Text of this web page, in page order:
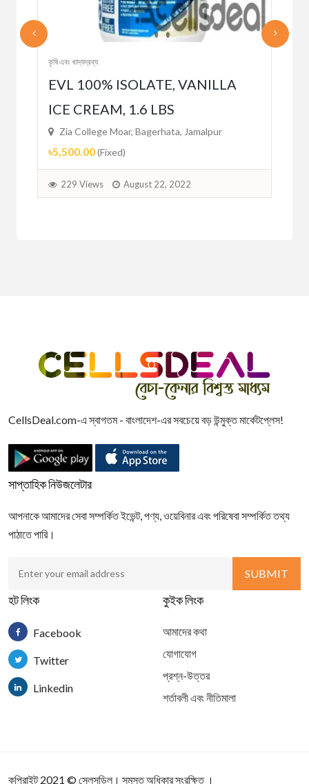
কৃষি এবং খাদ্যদ্রব্য
EVL 100% ISOLATE, VANILLA
ICE CREAM, 1.6 LBS
Zia College Moar, Bagerhata, Jamalpur
৳5,500.00(Fixed)
229 Views August 22, 2022
CellsDeal.com-এ স্বাগতম - বাংলাদেশ-এর সবচেয়ে বড় উন্মুক্ত মার্কেটপ্লেস!
সাপ্তাহিক নিউজলেটার
আপনাকে আমাদের সেবা সম্পর্কিত ইভেন্ট, পণ্য, ওয়েবিনার এবং পরিষেবা সম্পর্কিত তথ্য
পাঠাতে পারি।
হট লিংক
Facebook
Twitter
Linkedin
কুইক লিংক
আমাদের কথা
যোগাযোগ
প্রশ্ন-উত্তর
শর্তাবলী এবং নীতিমালা
কপিরাইট 2021 © সেলসডিল । সমস্ত অধিকার সংরক্ষিত ।